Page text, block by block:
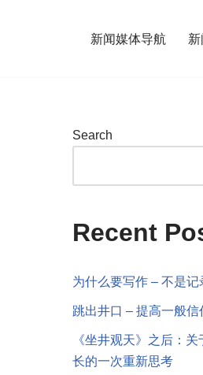
新闻媒体导航
Search
Recent
为什么要写作 – 不是记
跳出井口 – 提高一般信
《坐井观天》之后：
长的一次重新思考